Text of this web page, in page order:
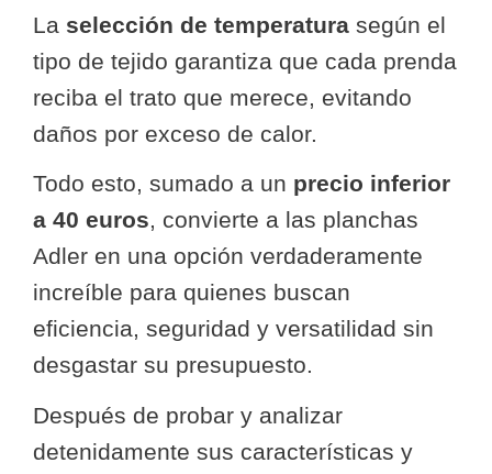
La selección de temperatura según el
tipo de tejido garantiza que cada prenda
reciba el trato que merece, evitando
daños por exceso de calor.
Todo esto, sumado a un precio inferior
a 40 euros, convierte a las planchas
Adler en una opción verdaderamente
increíble para quienes buscan
eficiencia, seguridad y versatilidad sin
desgastar su presupuesto.
Después de probar y analizar
detenidamente sus características y